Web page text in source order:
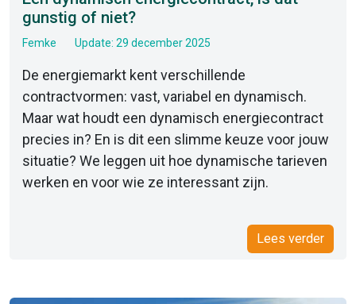
gunstig of niet?
Femke Update: 29 december 2025
De energiemarkt kent verschillende
contractvormen: vast, variabel en dynamisch.
Maar wat houdt een dynamisch energiecontract
precies in? En is dit een slimme keuze voor jouw
situatie? We leggen uit hoe dynamische tarieven
werken en voor wie ze interessant zijn.
Lees verder